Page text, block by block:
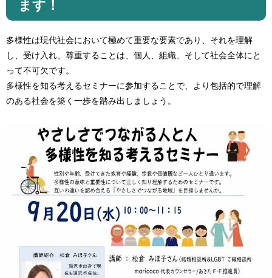
ます！
多様性は現代社会において極めて重要な要素であり、それを理解
し、受け入れ、尊重することは、個人、組織、そして社会全体にと
って不可欠です。​
多様性を知る考えるセミナーに参加することで、より包括的で理解
のある社会を築く一歩を踏み出しましょう。